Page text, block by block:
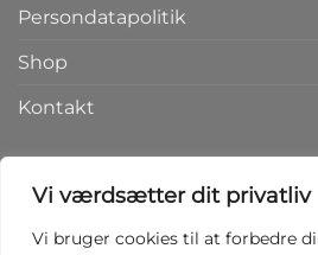
Vi værdsætter dit privatliv
Vi bruger cookies til at forbedre
Persondatapolitik
Shop
Kontakt